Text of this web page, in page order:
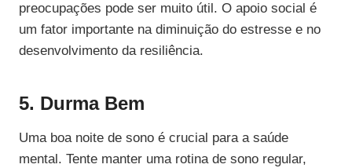
preocupações pode ser muito útil. O apoio social é
um fator importante na diminuição do estresse e no
desenvolvimento da resiliência.
5. Durma Bem
Uma boa noite de sono é crucial para a saúde
mental. Tente manter uma rotina de sono regular,